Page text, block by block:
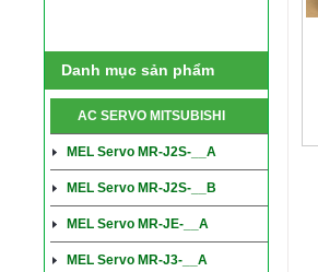
Danh mục sản phẩm
AC SERVO MITSUBISHI
MEL Servo MR-J2S-__A
MEL Servo MR-J2S-__B
MEL Servo MR-JE-__A
MEL Servo MR-J3-__A